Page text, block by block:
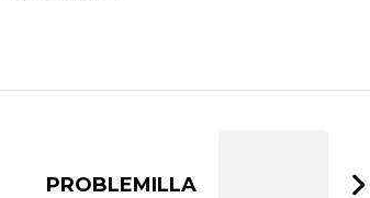
PROBLEMILLA